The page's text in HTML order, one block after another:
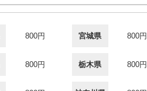
800円 宮城県 800円
800円 栃木県 800円